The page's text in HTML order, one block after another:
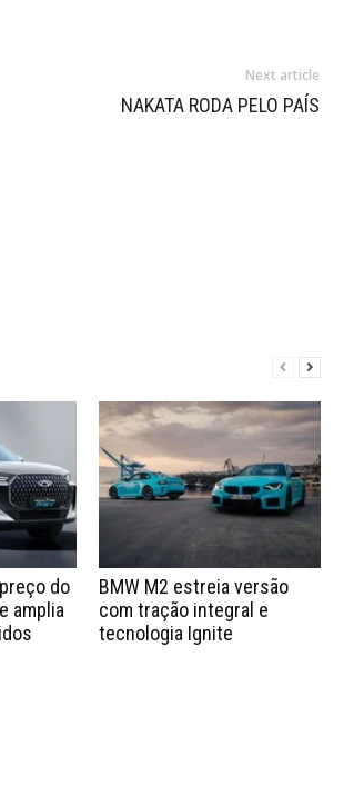
Next article
NAKATA RODA PELO PAÍS
do
amplia
BMW M2 estreia versão
com tração integral e
tecnologia Ignite